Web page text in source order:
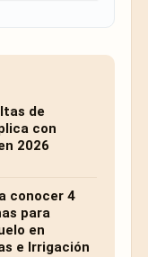
de
con
2026
conocer 4
para
en
e Irrigación